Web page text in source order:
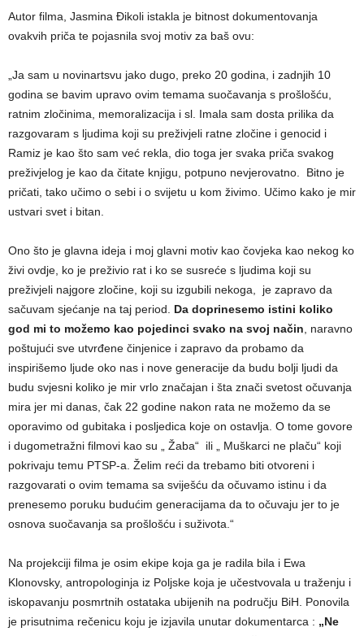
Autor filma, Jasmina Đikoli istakla je bitnost dokumentovanja
ovakvih priča te pojasnila svoj motiv za baš ovu:
„Ja sam u novinartsvu jako dugo, preko 20 godina, i zadnjih 10
godina se bavim upravo ovim temama suočavanja s prošlošću,
ratnim zločinima, memoralizacija i sl. Imala sam dosta prilika da
razgovaram s ljudima koji su preživjeli ratne zločine i genocid i
Ramiz je kao što sam već rekla, dio toga jer svaka priča svakog
preživjelog je kao da čitate knjigu, potpuno nevjerovatno. Bitno je
pričati, tako učimo o sebi i o svijetu u kom živimo. Učimo kako je mir
ustvari svet i bitan.
Ono što je glavna ideja i moj glavni motiv kao čovjeka kao nekog ko
živi ovdje, ko je preživio rat i ko se susreće s ljudima koji su
preživjeli najgore zločine, koji su izgubili nekoga, je zapravo da
sačuvam sjećanje na taj period.
Da doprinesemo istini koliko
god mi to možemo kao pojedinci svako na svoj način , naravno
poštujući sve utvrđene činjenice i zapravo da probamo da
inspirišemo ljude oko nas i nove generacije da budu bolji ljudi da
budu svjesni koliko je mir vrlo značajan i šta znači svetost očuvanja
mira jer mi danas, čak 22 godine nakon rata ne možemo da se
oporavimo od gubitaka i posljedica koje on ostavlja. O tome govore
i dugometražni filmovi kao su „ Žaba“ ili „ Muškarci ne plaču“ koji
pokrivaju temu PTSP-a. Želim reći da trebamo biti otvoreni i
razgovarati o ovim temama sa sviješću da očuvamo istinu i da
prenesemo poruku budućim generacijama da to očuvaju jer to je
osnova suočavanja sa prošlošću i suživota.“
Na projekciji filma je osim ekipe koja ga je radila bila i Ewa
Klonovsky, antropologinja iz Poljske koja je učestvovala u traženju i
iskopavanju posmrtnih ostataka ubijenih na području BiH. Ponovila
je prisutnima rečenicu koju je izjavila unutar dokumentarca : „Ne